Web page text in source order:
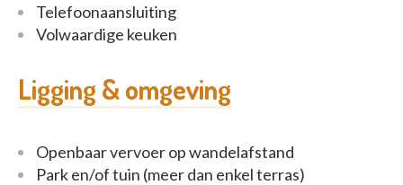
Telefoonaansluiting
Volwaardige keuken
Ligging & omgeving
Openbaar vervoer op wandelafstand
Park en/of tuin (meer dan enkel terras)